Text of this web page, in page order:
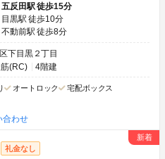
五反田駅 徒歩15分
目黒駅 徒歩10分
動前駅 徒歩8分
下目黒２丁目
(RC) 4階建
オートロック 宅配ボックス
合わせ
礼金なし